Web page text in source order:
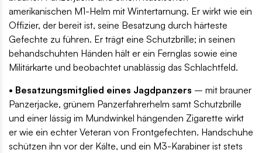
amerikanischen M1-Helm mit Wintertarnung. Er wirkt wie ein
Offizier, der bereit ist, seine Besatzung durch härteste
Gefechte zu führen. Er trägt eine Schutzbrille; in seinen
behandschuhten Händen hält er ein Fernglas sowie eine
Militärkarte und beobachtet unablässig das Schlachtfeld.
• Besatzungsmitglied eines Jagdpanzers – mit brauner
Panzerjacke, grünem Panzerfahrerhelm samt Schutzbrille
und einer lässig im Mundwinkel hängenden Zigarette wirkt
er wie ein echter Veteran von Frontgefechten. Handschuhe
schützen ihn vor der Kälte, und ein M3-Karabiner ist stets